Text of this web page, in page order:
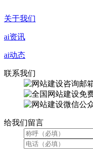
关于我们
ai资讯
ai动态
联系我们
微信公
给我们留言